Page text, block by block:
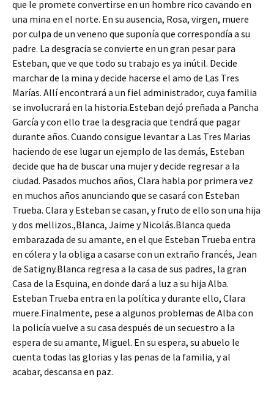
que le promete convertirse en un hombre rico cavando en
una mina en el norte. En su ausencia, Rosa, virgen, muere
por culpa de un veneno que suponía que correspondía a su
padre. La desgracia se convierte en un gran pesar para
Esteban, que ve que todo su trabajo es ya inútil. Decide
marchar de la mina y decide hacerse el amo de Las Tres
Marías. Allí encontrará a un fiel administrador, cuya familia
se involucrará en la historia.Esteban dejó preñada a Pancha
García y con ello trae la desgracia que tendrá que pagar
durante años. Cuando consigue levantar a Las Tres Marias
haciendo de ese lugar un ejemplo de las demás, Esteban
decide que ha de buscar una mujer y decide regresar a la
ciudad. Pasados muchos años, Clara habla por primera vez
en muchos años anunciando que se casará con Esteban
Trueba. Clara y Esteban se casan, y fruto de ello son una hija
y dos mellizos.,Blanca, Jaime y Nicolás.Blanca queda
embarazada de su amante, en el que Esteban Trueba entra
en cólera y la obliga a casarse con un extraño francés, Jean
de Satigny.Blanca regresa a la casa de sus padres, la gran
Casa de la Esquina, en donde dará a luz a su hija Alba.
Esteban Trueba entra en la política y durante ello, Clara
muere.Finalmente, pese a algunos problemas de Alba con
la policía vuelve a su casa después de un secuestro a la
espera de su amante, Miguel. En su espera, su abuelo le
cuenta todas las glorias y las penas de la familia, y al
acabar, descansa en paz.